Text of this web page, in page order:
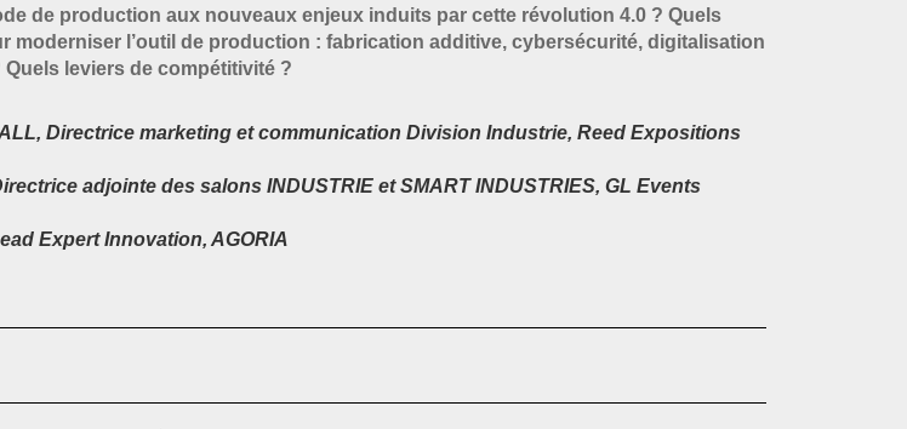
de production aux nouveaux enjeux induits par cette révolution 4.0 ? Quels
moderniser l’outil de production : fabrication additive, cybersécurité, digitalisation
leviers de compétitivité ?
Directrice marketing et communication Division Industrie, Reed Expositions
adjointe des salons INDUSTRIE et SMART INDUSTRIES, GL Events
Expert Innovation, AGORIA